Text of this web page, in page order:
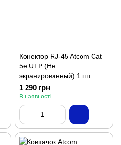
Конектор RJ-45 Atcom Cat
5e UTP (Не
экранированный) 1 шт
(Atcom_7943)
1 290 грн
В наявності